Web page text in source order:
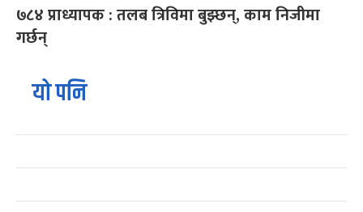
७८४ प्राध्यापक : तलब त्रिविमा बुझ्छन्, काम निजीमा
गर्छन्
यो पनि